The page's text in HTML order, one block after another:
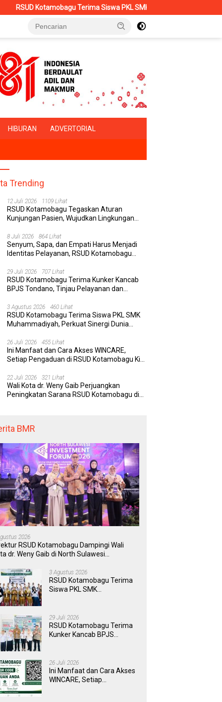
Siswa PKL SMK Muhammadiyah, Perkuat Sinergi Dunia
HIBURAN ADVERTORIAL
Trending
12 Juli 2026 1109 Lihat
RSUD Kotamobagu Tegaskan Aturan
Kunjungan Pasien, Wujudkan Lingkungan
Berkualitas
8 Juli 2026 864 Lihat
Senyum, Sapa, dan Empati Harus Menjadi
Identitas Pelayanan, RSUD Kotamobagu
29 Juli 2026 707 Lihat
RSUD Kotamobagu Terima Kunker Kancab
BPJS Tondano, Tinjau Pelayanan dan
3 Agustus 2026 460 Lihat
RSUD Kotamobagu Terima Siswa PKL SMK
Muhammadiyah, Perkuat Sinergi Dunia
26 Juli 2026 455 Lihat
Ini Manfaat dan Cara Akses WINCARE,
Setiap Pengaduan di RSUD Kotamobagu Kini
22 Juli 2026 321 Lihat
Wali Kota dr. Weny Gaib Perjuangkan
Peningkatan Sarana RSUD Kotamobagu di
BMR
2026
RSUD Kotamobagu Dampingi Wali
dr. Weny Gaib di North Sulawesi
3 Agustus 2026
RSUD Kotamobagu Terima
Siswa PKL SMK
dan Layanan Kesehatan
29 Juli 2026
RSUD Kotamobagu Terima
Kunker Kancab BPJS
Wujudkan UHC
26 Juli 2026
Ini Manfaat dan Cara Akses
WINCARE, Setiap